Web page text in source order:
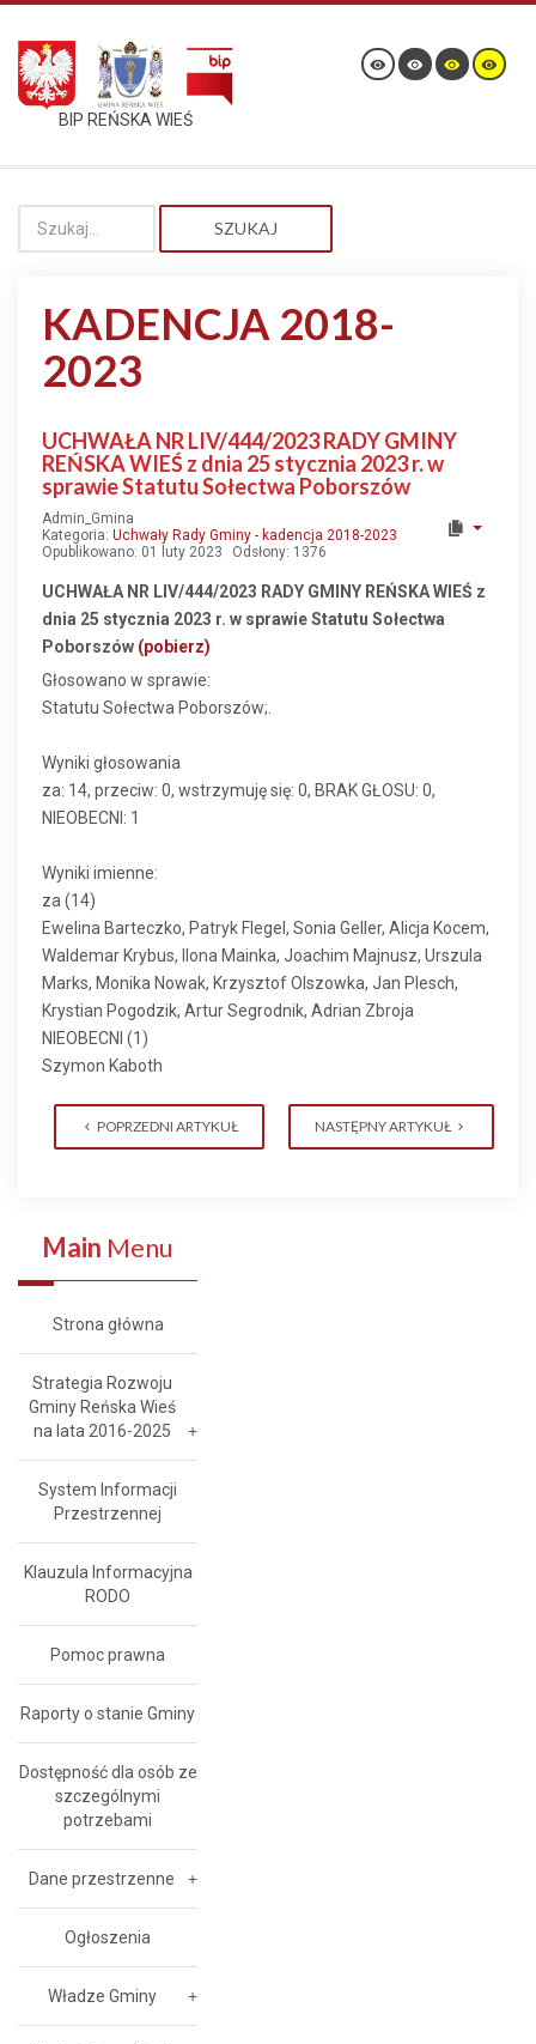
BIP REŃSKA WIEŚ
SZUKAJ
KADENCJA 2018-
2023
UCHWAŁA NR LIV/444/2023 RADY GMINY
REŃSKA WIEŚ z dnia 25 stycznia 2023 r. w
sprawie Statutu Sołectwa Poborszów
Admin_Gmina
Kategoria: Uchwały Rady Gminy - kadencja 2018-2023
Opublikowano: 01 luty 2023
Odsłony: 1376
UCHWAŁA NR LIV/444/2023 RADY GMINY REŃSKA WIEŚ z
dnia 25 stycznia 2023 r. w sprawie Statutu Sołectwa
Poborszów (pobierz)
Głosowano w sprawie:
Statutu Sołectwa Poborszów;.
Wyniki głosowania
za: 14, przeciw: 0, wstrzymuję się: 0, BRAK GŁOSU: 0,
NIEOBECNI: 1
Wyniki imienne:
za (14)
Ewelina Barteczko, Patryk Flegel, Sonia Geller, Alicja Kocem,
Waldemar Krybus, Ilona Mainka, Joachim Majnusz, Urszula
Marks, Monika Nowak, Krzysztof Olszowka, Jan Plesch,
Krystian Pogodzik, Artur Segrodnik, Adrian Zbroja
NIEOBECNI (1)
Szymon Kaboth
POPRZEDNI ARTYKUŁ NASTĘPNY ARTYKUŁ
Main Menu
Strona główna
Strategia Rozwoju
Gminy Reńska Wieś
na lata 2016-2025
System Informacji
Przestrzennej
Klauzula Informacyjna
RODO
Pomoc prawna
Raporty o stanie Gminy
Dostępność dla osób ze
szczególnymi
potrzebami
Dane przestrzenne
Ogłoszenia
Władze Gminy